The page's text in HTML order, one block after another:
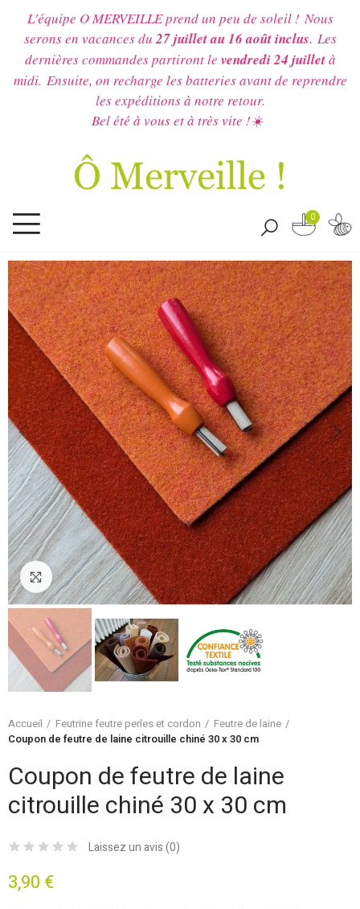
L'équipe O MERVEILLE prend un peu de soleil ! Nous
serons en vacances du27 juillet au 16 août inclus. Les
dernières commandes partiront le vendredi 24 juilletà
midi. Ensuite, on recharge les batteries avant de reprendre
les expéditions à notre retour.
Bel été à vous et à très vite !☀️
0
Cliquez pour agrandir
Accueil Feutrine feutre perles et cordon
Feutre de laine
Coupon de feutre de laine citrouille chiné 30 x 30 cm
Coupon de feutre de laine
citrouille chiné 30 x 30 cm
Laissez un avis (0)
3,90 €